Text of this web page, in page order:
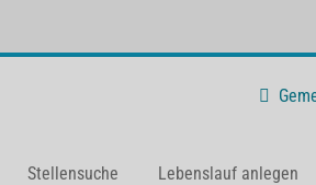
Stellensuche Lebenslauf anlegen